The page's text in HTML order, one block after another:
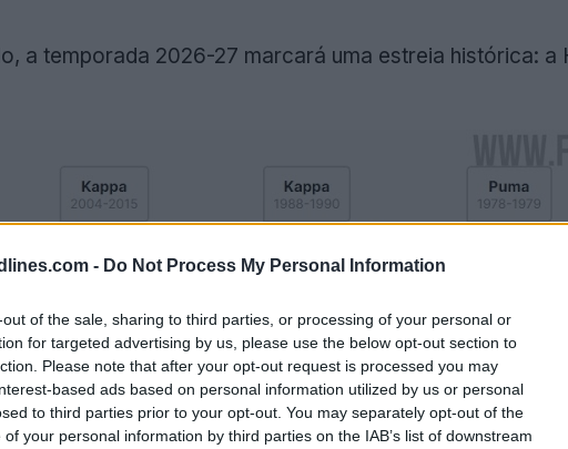
- Do Not Process My Personal Information
of the sale, sharing to third parties, or processing of your personal or
for targeted advertising by us, please use the below opt-out section to
Please note that after your opt-out request is processed you may
based ads based on personal information utilized by us or personal
to third parties prior to your opt-out. You may separately opt-out of the
your personal information by third parties on the IAB’s list of downstream
a temporada 2026-27 marcará uma estreia histórica: a